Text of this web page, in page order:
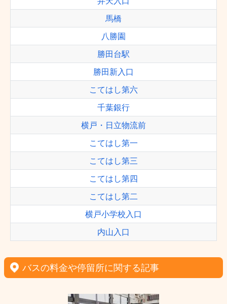
馬橋
八勝園
勝田台駅
勝田新入口
こてはし第六
千葉銀行
横戸・日立物流前
こてはし第一
こてはし第三
こてはし第四
こてはし第二
横戸小学校入口
内山入口
バスの料金や停留所に関する記事